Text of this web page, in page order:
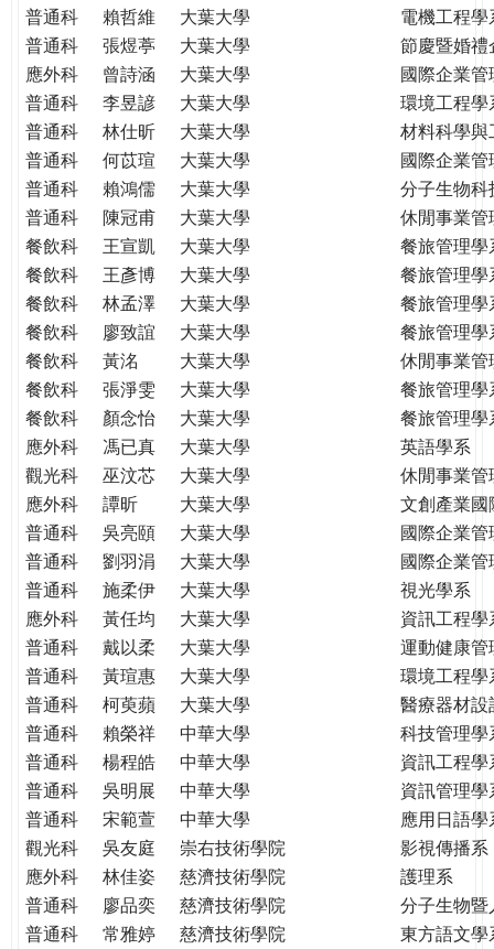
普通科
賴哲維 大葉大學
電機工程學
普通科
張煜葶 大葉大學
節慶暨婚
應外科
曾詩涵 大葉大學
國際企業
普通科
李昱諺 大葉大學
環境工程
普通科
林仕昕 大葉大學
材料科學與
普通科
何苡瑄 大葉大學
國際企業
普通科
賴鴻儒 大葉大學
分子生物科
普通科
陳冠甫 大葉大學
休閒事業管
餐飲科
王宣凱 大葉大學
餐旅管理學
餐飲科
王彥博 大葉大學
餐旅管理學
餐飲科
林孟澤 大葉大學
餐旅管理學
餐飲科
廖致誼 大葉大學
餐旅管理學
餐飲科
黃洺 大葉大學
休閒事業管
餐飲科
張淨雯 大葉大學
餐旅管理學
餐飲科
顏念怡 大葉大學
餐旅管理學
應外科
馮已真 大葉大學
英語學系
觀光科
巫汶芯 大葉大學
休閒事業管
應外科
譚昕 大葉大學
文創產業國
普通科
吳亮頤 大葉大學
國際企業
普通科
劉羽涓 大葉大學
國際企業
普通科
施柔伊 大葉大學
視光學系
應外科
黃任均 大葉大學
資訊工程學
普通科
戴以柔 大葉大學
運動健康管
普通科
黃瑄惠 大葉大學
環境工程
普通科
柯萸蘋 大葉大學
醫療器材
普通科
賴榮祥 中華大學
科技管理學
普通科
楊程皓 中華大學
資訊工程
普通科
吳明展 中華大學
資訊管理
普通科
宋範萱 中華大學
應用日語學
觀光科
吳友庭 崇右技術學院
影視傳播系
應外科
林佳姿 慈濟技術學院
護理系
普通科
廖品奕 慈濟技術學院
分子生物暨
普通科
常雅婷 慈濟技術學院
東方語文學